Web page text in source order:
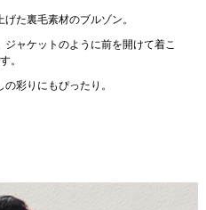
た裏毛素材のブルゾン。
ャケットのように前を開けて着こ
。
彩りにもぴったり。